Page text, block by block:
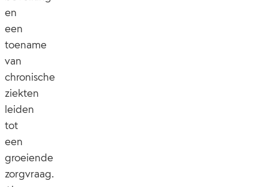
en
een
toename
van
chronische
ziekten
leiden
tot
een
groeiende
zorgvraag.